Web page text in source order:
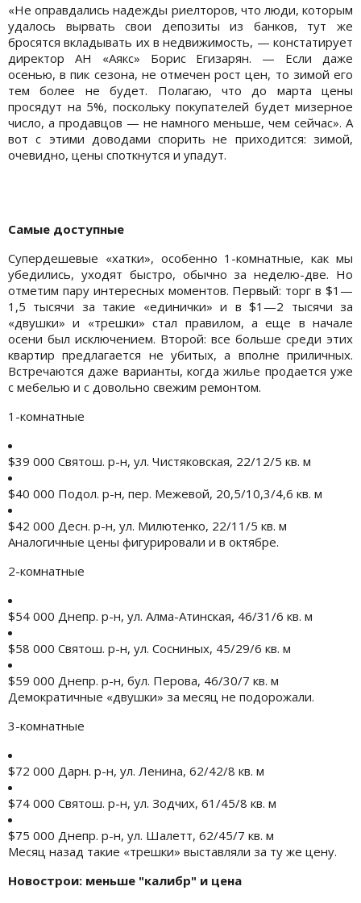
«Не оправдались надежды риелторов, что люди, которым
удалось вырвать свои депозиты из банков, тут же
бросятся вкладывать их в недвижимость, — констатирует
директор АН «Аякс» Борис Егизарян. — Если даже
осенью, в пик сезона, не отмечен рост цен, то зимой его
тем более не будет. Полагаю, что до марта цены
просядут на 5%, поскольку покупателей будет мизерное
число, а продавцов — не намного меньше, чем сейчас». А
вот с этими доводами спорить не приходится: зимой,
очевидно, цены споткнутся и упадут.
Самые доступные
Супердешевые «хатки», особенно 1-комнатные, как мы
убедились, уходят быстро, обычно за неделю-две. Но
отметим пару интересных моментов. Первый: торг в $1—
1,5 тысячи за такие «единички» и в $1—2 тысячи за
«двушки» и «трешки» стал правилом, а еще в начале
осени был исключением. Второй: все больше среди этих
квартир предлагается не убитых, а вполне приличных.
Встречаются даже варианты, когда жилье продается уже
с мебелью и с довольно свежим ремонтом.
1-комнатные
$39 000 Святош. р-н, ул. Чистяковская, 22/12/5 кв. м
$40 000 Подол. р-н, пер. Межевой, 20,5/10,3/4,6 кв. м
$42 000 Десн. р-н, ул. Милютенко, 22/11/5 кв. м
Аналогичные цены фигурировали и в октябре.
2-комнатные
$54 000 Днепр. р-н, ул. Алма-Атинская, 46/31/6 кв. м
$58 000 Святош. р-н, ул. Сосниных, 45/29/6 кв. м
$59 000 Днепр. р-н, бул. Перова, 46/30/7 кв. м
Демократичные «двушки» за месяц не подорожали.
3-комнатные
$72 000 Дарн. р-н, ул. Ленина, 62/42/8 кв. м
$74 000 Святош. р-н, ул. Зодчих, 61/45/8 кв. м
$75 000 Днепр. р-н, ул. Шалетт, 62/45/7 кв. м
Месяц назад такие «трешки» выставляли за ту же цену.
Новострои: меньше "калибр" и цена